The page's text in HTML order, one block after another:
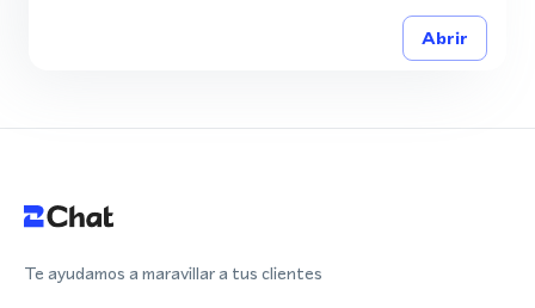
Abrir
Te ayudamos a maravillar a tus clientes